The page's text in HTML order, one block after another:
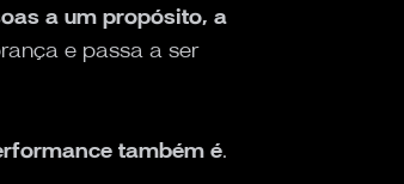
a um propósito, a
e passa a ser
também é.